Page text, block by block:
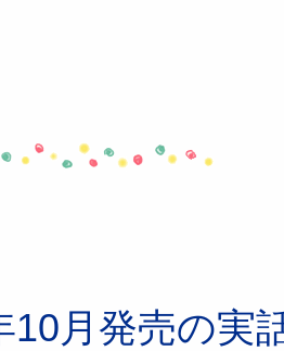
10月発売の実